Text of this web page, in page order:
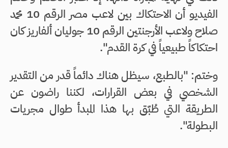
الفيديو أن الاحتكاك بين لاعب مصر الرقم 10 محمد
صلاح ولاعب الأرجنتين الرقم 10 جوليان ألفاريز كان
احتكاكاً طبيعياً في كرة القدم".
وختم: "بالطبع، سيظل هناك دائماً قدر من التقدير
الشخصي في بعض القرارات، لكننا راضون عن
الطريقة التي طُبّق بها هذا المبدأ طوال مجريات
البطولة".